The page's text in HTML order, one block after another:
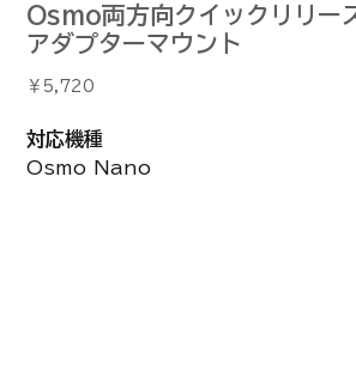
Osmo両方向クイックリリー
アダプターマウント
価
格
￥5,720
対応機種
Osmo Nano